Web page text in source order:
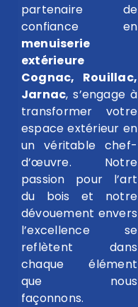
partenaire de
confiance en
menuiserie
extérieure
Cognac, Rouillac,
Jarnac, s’engage à
transformer votre
espace extérieur en
un véritable chef-
d’œuvre. Notre
passion pour l’art
du bois et notre
dévouement envers
l’excellence se
reflètent dans
chaque élément
que nous
façonnons.